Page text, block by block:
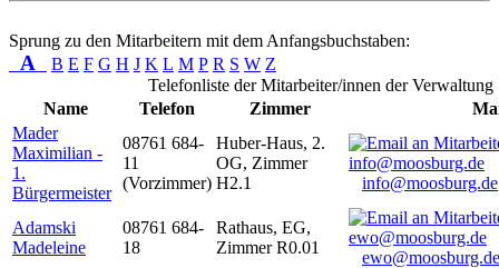
Sprung zu den Mitarbeitern mit dem Anfangsbuchstaben:
A B E F G H J K L M P R S W Z
Telefonliste der Mitarbeiter/innen der Verwaltung
Name
Telefon Zimmer
Mader
Maximilian -
1.
Bürgermeister
08761 684-
11
(Vorzimmer)
Huber-Haus, 2.
OG, Zimmer
H2.1
info@moosburg.de
Adamski
Madeleine
08761 684-
18
Rathaus, EG,
Zimmer R0.01
ewo@moosburg.de